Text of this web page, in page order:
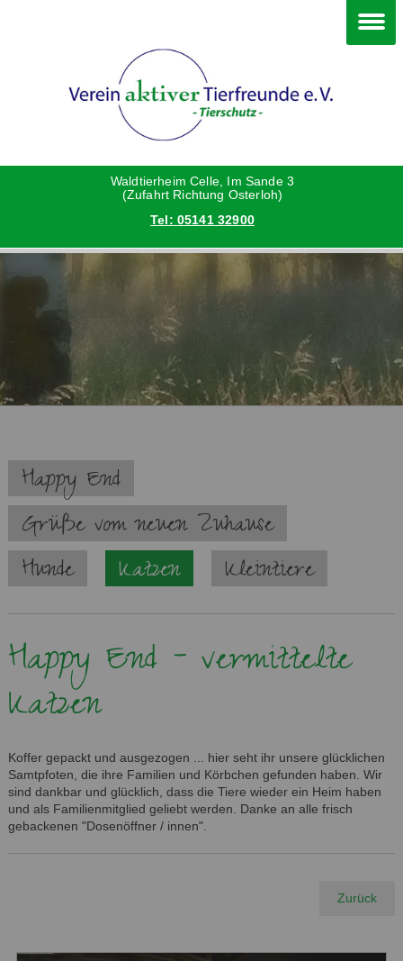
Waldtierheim Celle, Im Sande 3
(Zufahrt Richtung Osterloh)
Tel: 05141 32900
Navigation
überspringen
Happy End
Grüße vom neuen Zuhause
Hunde
Katzen Kleintiere
Happy End - vermittelte
Katzen
Koffer gepackt und ausgezogen ... hier seht ihr unsere glücklichen
Samtpfoten, die ihre Familien und Körbchen gefunden haben. Wir
sind dankbar und glücklich, dass die Tiere wieder ein Heim haben
und als Familienmitglied geliebt werden. Danke an alle frisch
gebackenen "Dosenöffner / innen".
Zurück
Katzen
Vermittlungshilfe privat
Danke an die Helfer
Vorstand
Satzung